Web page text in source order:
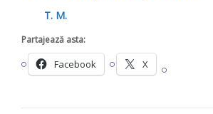
T. M.
Partajează asta:
Facebook X